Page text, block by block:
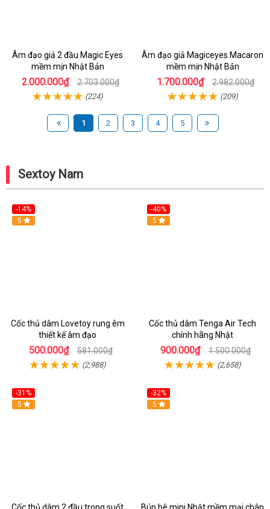
Âm đạo giả 2 đầu Magic Eyes
mềm mịn Nhật Bản
2.000.000₫ 2.703.000₫
(224)
Âm đạo giả Magiceyes Macaron
mềm mịn Nhật Bản
1.700.000₫ 2.982.000₫
(209)
1 2 3 4 5
Sextoy Nam
-14%
Hot
5
Cốc thủ dâm Lovetoy rung êm
thiết kế âm đạo
500.000₫ 581.000₫
(2,988)
-40%
Hot
5
Cốc thủ dâm Tenga Air Tech
chính hãng Nhật
900.000₫ 1.500.000₫
(2,658)
-31%
Hot
5
-32%
Hot
5